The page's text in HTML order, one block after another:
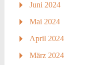
Juni 2024
Mai 2024
April 2024
März 2024